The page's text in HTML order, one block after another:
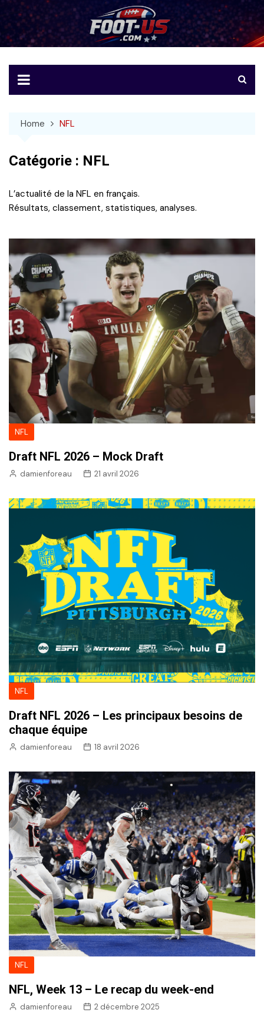
to
content
Foot-US
Le football américain en français
Home NFL
Catégorie : NFL
L’actualité de la NFL en français.
Résultats, classement, statistiques, analyses.
NFL
Draft NFL 2026 – Mock Draft
damienforeau 21 avril 2026
NFL
Draft NFL 2026 – Les principaux besoins de
chaque équipe
damienforeau 18 avril 2026
NFL
NFL, Week 13 – Le recap du week-end
damienforeau 2 décembre 2025